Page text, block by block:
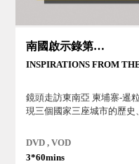
南國啟示錄第二季
INSPIRATIONS FROM
鏡頭走訪東南亞 柬埔寨-暹
現三個國家三座城市的歷史
DVD , VOD
3*60mins